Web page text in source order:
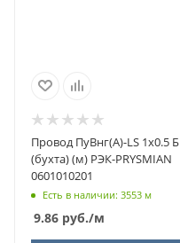
Провод ПуВнг(А)-LS 1х0.5 Б
(бухта) (м) РЭК-PRYSMIAN
0601010201
Есть в наличии: 3553 м
9.86 руб./м